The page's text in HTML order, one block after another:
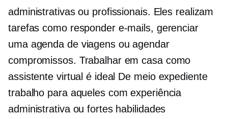
administrativas ou profissionais. Eles realizam
tarefas como responder e-mails, gerenciar
uma agenda de viagens ou agendar
compromissos. Trabalhar em casa como
assistente virtual é ideal De meio expediente
trabalho para aqueles com experiência
administrativa ou fortes habilidades